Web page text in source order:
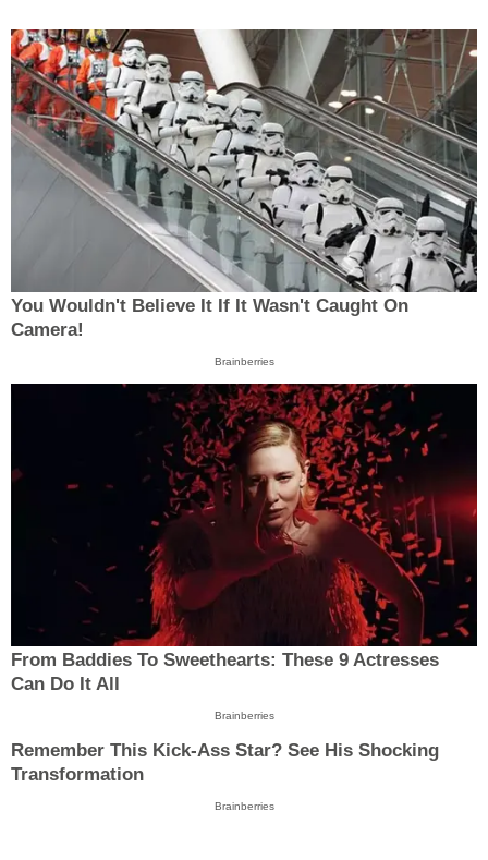
You Wouldn't Believe It If It Wasn't Caught On
Camera!
Brainberries
From Baddies To Sweethearts: These 9 Actresses
Can Do It All
Brainberries
Remember This Kick-Ass Star? See His Shocking
Transformation
Brainberries